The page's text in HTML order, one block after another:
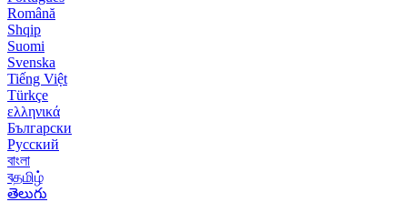
Română
Shqip
Suomi
Svenska
Tiếng Việt
Türkçe
ελληνικά
Български
Русский
বাংলা
বதமிழ்
తెలుగు